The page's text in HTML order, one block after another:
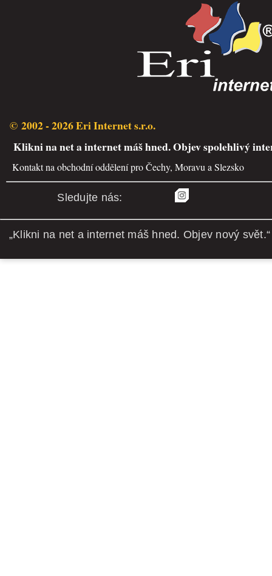
© 2002 - 2026 Eri Internet s.r.o.
Klikni na net a internet máš hned. Objev spolehlivý
Kontakt na obchodní oddělení pro Čechy, Moravu a Slezsko
Sledujte nás:
„Klikni na net a internet máš hned. Objev nový svět.“